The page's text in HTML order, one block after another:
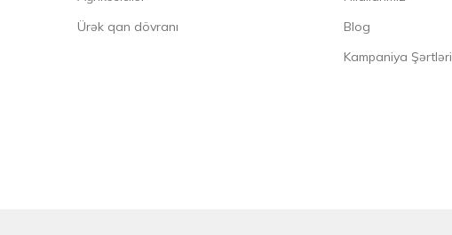
Ürək qan dövranı
Blog
Kampaniya Şərtləri